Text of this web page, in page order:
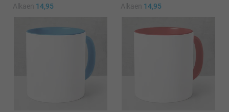
Alkaen 14,95 Alkaen 14,95